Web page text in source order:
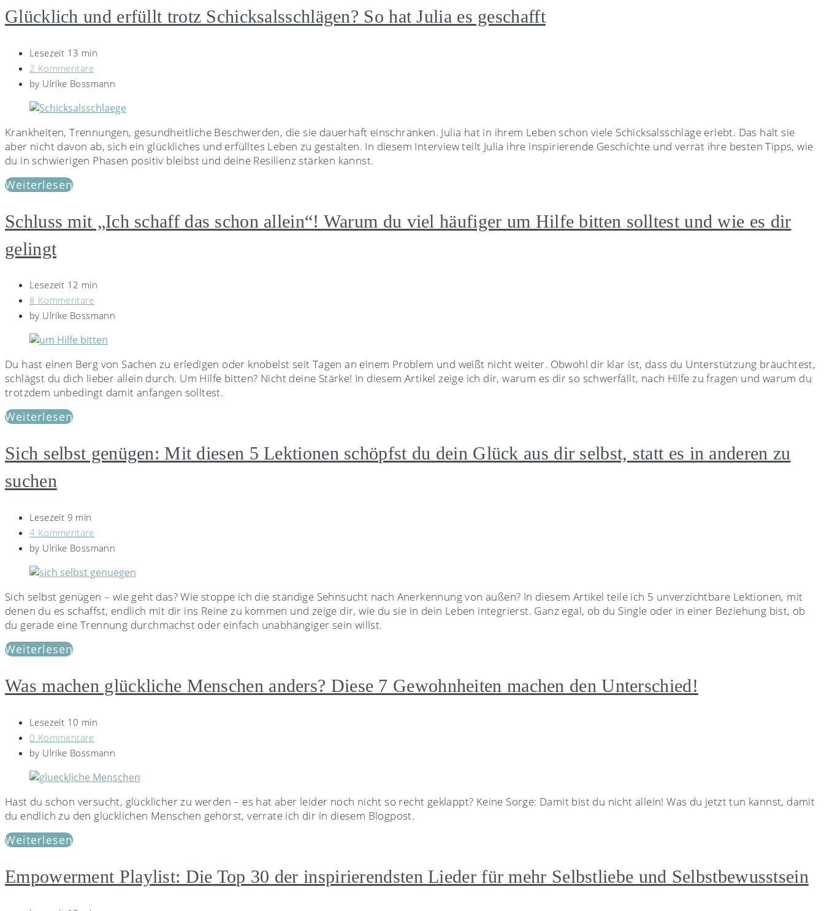
Glücklich und erfüllt trotz Schicksalsschlägen? So hat Julia es geschafft
Lesezeit 13 min
2 Kommentare
by Ulrike Bossmann
Krankheiten, Trennungen, gesundheitliche Beschwerden, die sie dauerhaft einschränken. Julia hat in ihrem Leben schon viele Schicksalsschläge erlebt. Das hält sie
aber nicht davon ab, sich ein glückliches und erfülltes Leben zu gestalten. In diesem Interview teilt Julia ihre inspirierende Geschichte und verrät ihre besten Tipps, wie
du in schwierigen Phasen positiv bleibst und deine Resilienz stärken kannst.
Weiterlesen
Schluss mit „Ich schaff das schon allein“! Warum du viel häufiger um Hilfe bitten solltest und wie es dir
gelingt
Lesezeit 12 min
8 Kommentare
by Ulrike Bossmann
Du hast einen Berg von Sachen zu erledigen oder knobelst seit Tagen an einem Problem und weißt nicht weiter. Obwohl dir klar ist, dass du Unterstützung bräuchtest,
schlägst du dich lieber allein durch. Um Hilfe bitten? Nicht deine Stärke! In diesem Artikel zeige ich dir, warum es dir so schwerfällt, nach Hilfe zu fragen und warum du
trotzdem unbedingt damit anfangen solltest.
Weiterlesen
Sich selbst genügen: Mit diesen 5 Lektionen schöpfst du dein Glück aus dir selbst, statt es in anderen zu
suchen
Lesezeit 9 min
4 Kommentare
by Ulrike Bossmann
Sich selbst genügen – wie geht das? Wie stoppe ich die ständige Sehnsucht nach Anerkennung von außen? In diesem Artikel teile ich 5 unverzichtbare Lektionen, mit
denen du es schaffst, endlich mit dir ins Reine zu kommen und zeige dir, wie du sie in dein Leben integrierst. Ganz egal, ob du Single oder in einer Beziehung bist, ob
du gerade eine Trennung durchmachst oder einfach unabhängiger sein willst.
Weiterlesen
Was machen glückliche Menschen anders? Diese 7 Gewohnheiten machen den Unterschied!
Lesezeit 10 min
0 Kommentare
by Ulrike Bossmann
Hast du schon versucht, glücklicher zu werden – es hat aber leider noch nicht so recht geklappt? Keine Sorge: Damit bist du nicht allein! Was du jetzt tun kannst, damit
du endlich zu den glücklichen Menschen gehörst, verrate ich dir in diesem Blogpost.
Weiterlesen
Empowerment Playlist: Die Top 30 der inspirierendsten Lieder für mehr Selbstliebe und Selbstbewusstsein